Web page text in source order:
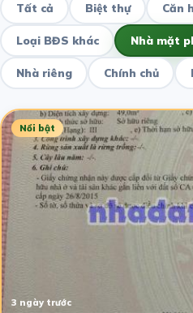
Tất cả Biệt thự Căn
Loại BĐS khác Nhà mặt
Nhà riêng Chính chủ
Nổi bật
3 ngày trước